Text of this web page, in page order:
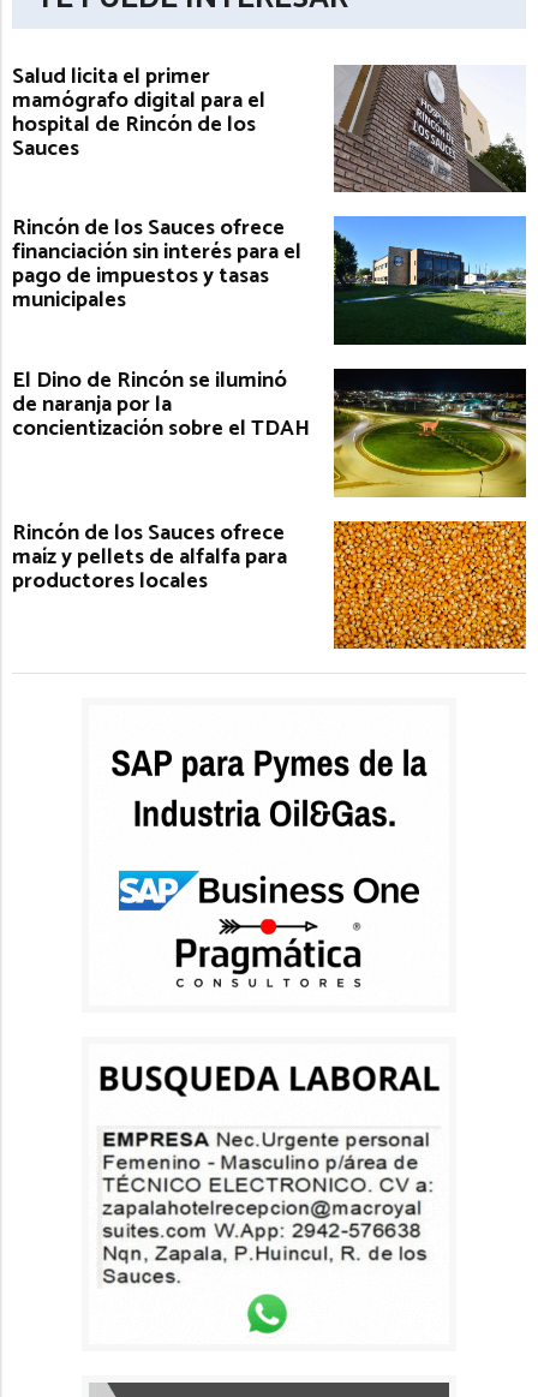
Salud licita el primer
mamógrafo digital para el
hospital de Rincón de los
Sauces
Rincón de los Sauces ofrece
financiación sin interés para el
pago de impuestos y tasas
municipales
El Dino de Rincón se iluminó
de naranja por la
concientización sobre el TDAH
Rincón de los Sauces ofrece
maíz y pellets de alfalfa para
productores locales